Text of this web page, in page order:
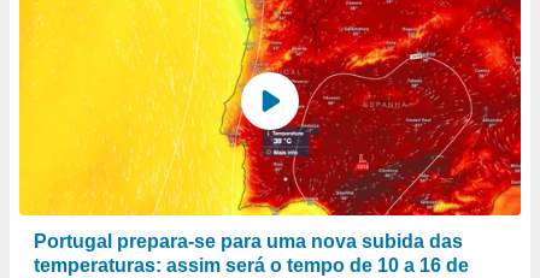
de dados
fontes,
melhorar
dados
através
Portugal prepara-se para uma nova subida das
temperaturas: assim será o tempo de 10 a 16 de